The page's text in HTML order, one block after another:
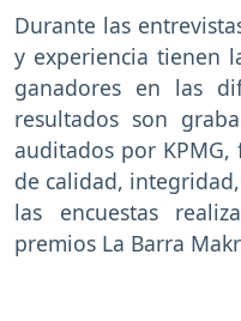
Durante las
y experiencia tienen
ganadores en las
resultados son
auditados por
de calidad,
las encuestas
premios La Barra